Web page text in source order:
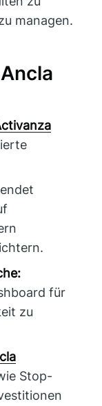
managen.
für
zu
Stop-